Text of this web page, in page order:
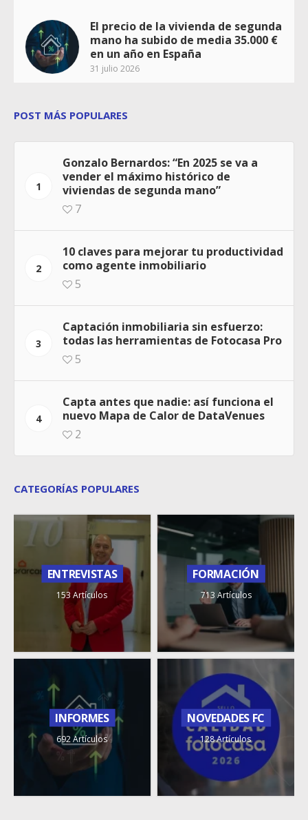
El precio de la vivienda de segunda
mano ha subido de media 35.000 €
en un año en España
31 julio 2026
POST MÁS POPULARES
1
Gonzalo Bernardos: “En 2025 se va a
vender el máximo histórico de
viviendas de segunda mano”
7
2
10 claves para mejorar tu productividad
como agente inmobiliario
5
3
Captación inmobiliaria sin esfuerzo:
todas las herramientas de Fotocasa Pro
5
4
Capta antes que nadie: así funciona el
nuevo Mapa de Calor de DataVenues
2
CATEGORÍAS POPULARES
ENTREVISTAS
153 Artículos
FORMACIÓN
713 Artículos
INFORMES
692 Artículos
NOVEDADES FC
128 Artículos